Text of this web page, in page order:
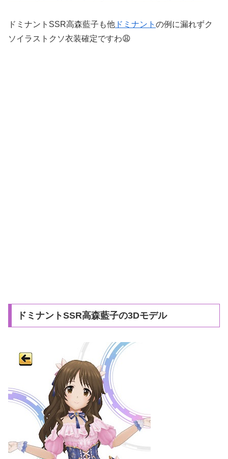
ドミナントSSR高森藍子も他 ドミナント の例に漏れずク
ソイラストクソ衣装確定ですわ😩
ドミナントSSR高森藍子の3Dモデル